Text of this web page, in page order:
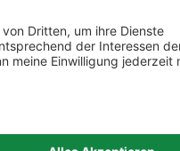
rustic finish.